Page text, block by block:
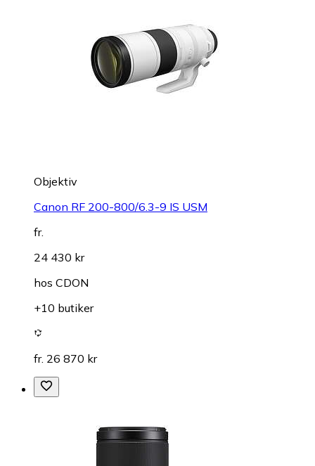
Objektiv
Canon RF 200-800/6.3-9 IS USM
fr.
24 430 kr
hos CDON
+10 butiker
fr. 26 870 kr